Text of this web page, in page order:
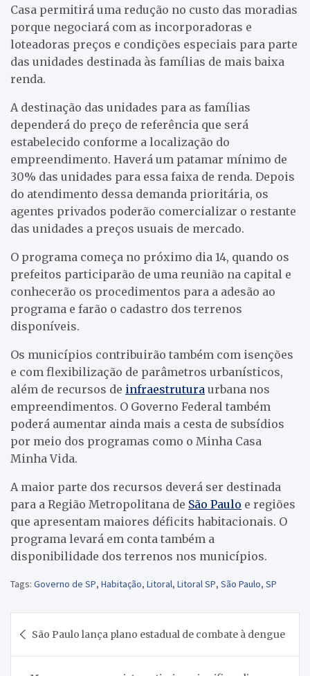
Casa permitirá uma redução no custo das moradias
porque negociará com as incorporadoras e
loteadoras preços e condições especiais para parte
das unidades destinada às famílias de mais baixa
renda.
A destinação das unidades para as famílias
dependerá do preço de referência que será
estabelecido conforme a localização do
empreendimento. Haverá um patamar mínimo de
30% das unidades para essa faixa de renda. Depois
do atendimento dessa demanda prioritária, os
agentes privados poderão comercializar o restante
das unidades a preços usuais de mercado.
O programa começa no próximo dia 14, quando os
prefeitos participarão de uma reunião na capital e
conhecerão os procedimentos para a adesão ao
programa e farão o cadastro dos terrenos
disponíveis.
Os municípios contribuirão também com isenções
e com flexibilização de parâmetros urbanísticos,
além de recursos de infraestrutura urbana nos
empreendimentos. O Governo Federal também
poderá aumentar ainda mais a cesta de subsídios
por meio dos programas como o Minha Casa
Minha Vida.
A maior parte dos recursos deverá ser destinada
para a Região Metropolitana de São Paulo e regiões
que apresentam maiores déficits habitacionais. O
programa levará em conta também a
disponibilidade dos terrenos nos municípios.
Tags: Governo de SP, Habitação, Litoral, Litoral SP, São Paulo, SP
de São Paulo lança plano estadual de combate à dengue